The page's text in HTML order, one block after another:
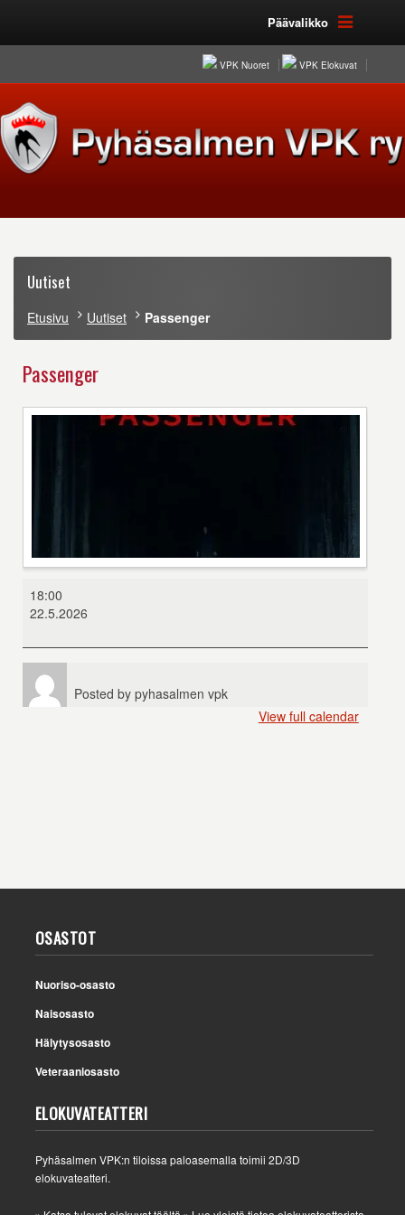
Päävalikko
VPK Nuoret VPK Elokuvat
Uutiset
Etusivu Uutiset Passenger
Passenger
18:00
22.5.2026
Posted by pyhasalmen vpk
View full calendar
OSASTOT
Nuoriso-osasto
Naisosasto
Hälytysosasto
Veteraaniosasto
ELOKUVATEATTERI
Pyhäsalmen VPK:n tiloissa paloasemalla toimii 2D/3D
elokuvateatteri.